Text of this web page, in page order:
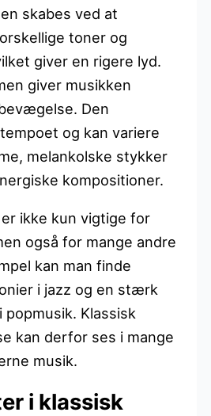
skabes ved at
toner og
giver en rigere lyd.
giver musikken
Den
og kan variere
melankolske stykker
kompositioner.
ikke kun vigtige for
også for mange andre
kan man finde
i jazz og en stærk
Klassisk
kan derfor ses i mange
musik.
i klassisk